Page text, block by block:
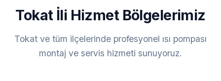
Tokat İli Hizmet Bölgelerimiz
Tokat ve tüm ilçelerinde profesyonel ısı pompası
montaj ve servis hizmeti sunuyoruz.